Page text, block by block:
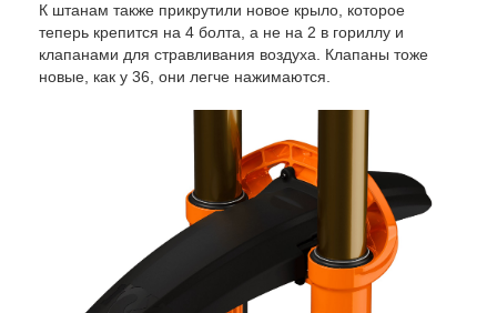
К штанам также прикрутили новое крыло, которое
теперь крепится на 4 болта, а не на 2 в гориллу и
клапанами для стравливания воздуха. Клапаны тоже
новые, как у 36, они легче нажимаются.